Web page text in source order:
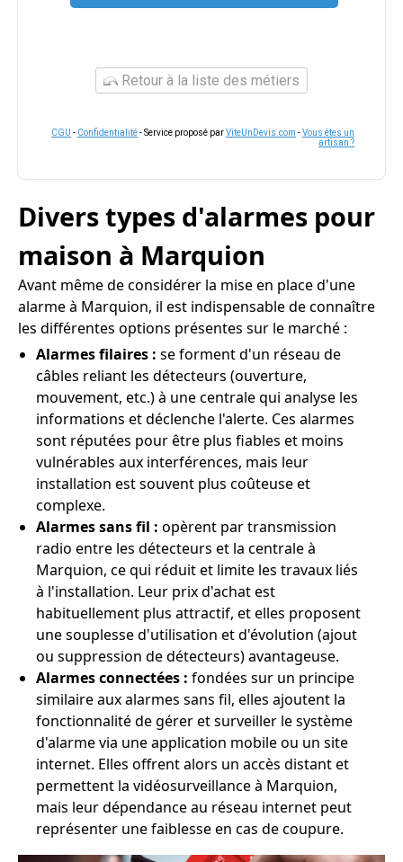
Retour à la liste des métiers
CGU - Confidentialité- Service proposé parViteUnDevis.com -Vous êtes un
artisan ?
Divers types d'alarmes pour
maison à Marquion
Avant même de considérer la mise en place d'une
alarme à Marquion, il est indispensable de connaître
les différentes options présentes sur le marché :
Alarmes filaires : se forment d'un réseau de
câbles reliant les détecteurs (ouverture,
mouvement, etc.) à une centrale qui analyse les
informations et déclenche l'alerte. Ces alarmes
sont réputées pour être plus fiables et moins
vulnérables aux interférences, mais leur
installation est souvent plus coûteuse et
complexe.
Alarmes sans fil : opèrent par transmission
radio entre les détecteurs et la centrale à
Marquion, ce qui réduit et limite les travaux liés
à l'installation. Leur prix d'achat est
habituellement plus attractif, et elles proposent
une souplesse d'utilisation et d'évolution (ajout
ou suppression de détecteurs) avantageuse.
Alarmes connectées : fondées sur un principe
similaire aux alarmes sans fil, elles ajoutent la
fonctionnalité de gérer et surveiller le système
d'alarme via une application mobile ou un site
internet. Elles offrent alors un accès distant et
permettent la vidéosurveillance à Marquion,
mais leur dépendance au réseau internet peut
représenter une faiblesse en cas de coupure.